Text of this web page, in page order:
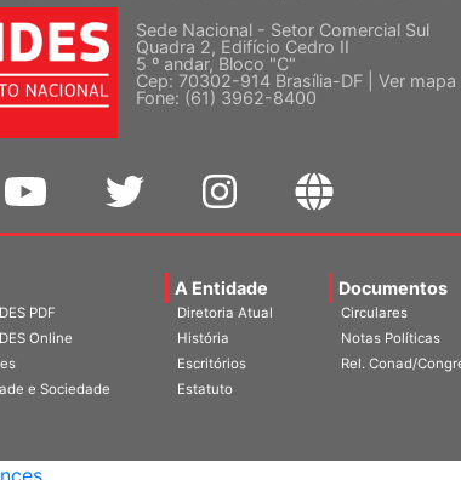
Sede Nacional - Setor Comercial Sul
Quadra 2, Edifício Cedro II
5 º andar, Bloco "C"
Cep: 70302-914 Brasília-DF | Ver mapa
Fone: (61) 3962-8400
PDF
Online
e Sociedade
A Entidade
Diretoria Atual
História
Escritórios
Estatuto
Documentos
Circulares
Notas Políticas
Rel. Conad/